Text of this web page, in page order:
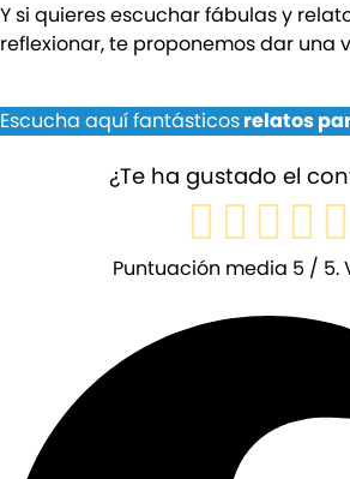
Y si quieres escuchar fábulas y
reflexionar, te proponemos dar una
Escucha aquí fantásticosrelatos
¿Te ha gustado el
Puntuación media 5 / 5.